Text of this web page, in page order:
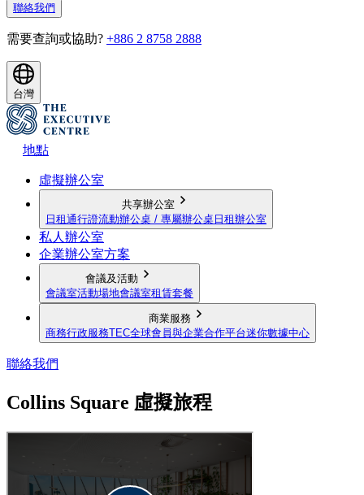
聯絡我們
需要查詢或協助? +886 2 8758 2888
台灣
地點
虛擬辦公室
共享辦公室
日租通行證流動辦公桌 / 專屬辦公桌 日租辦公室
私人辦公室
企業辦公室方案
會議及活動
會議室活動場地會議室租賃套餐
商業服務
商務行政服務TEC全球會員與企業合作平台迷你數據中心
聯絡我們
Collins Square 虛擬旅程